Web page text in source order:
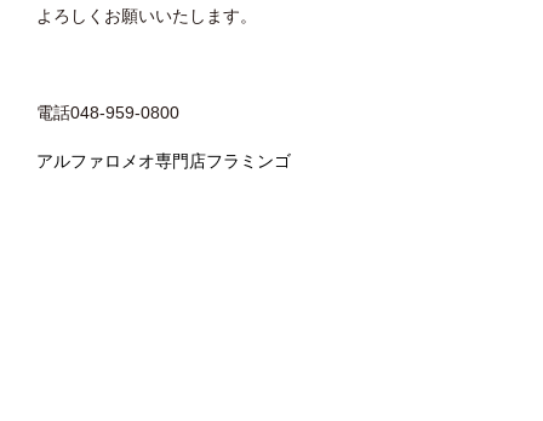
よろしくお願いいたします。
電話048-959-0800
アルファロメオ専門店フラミンゴ